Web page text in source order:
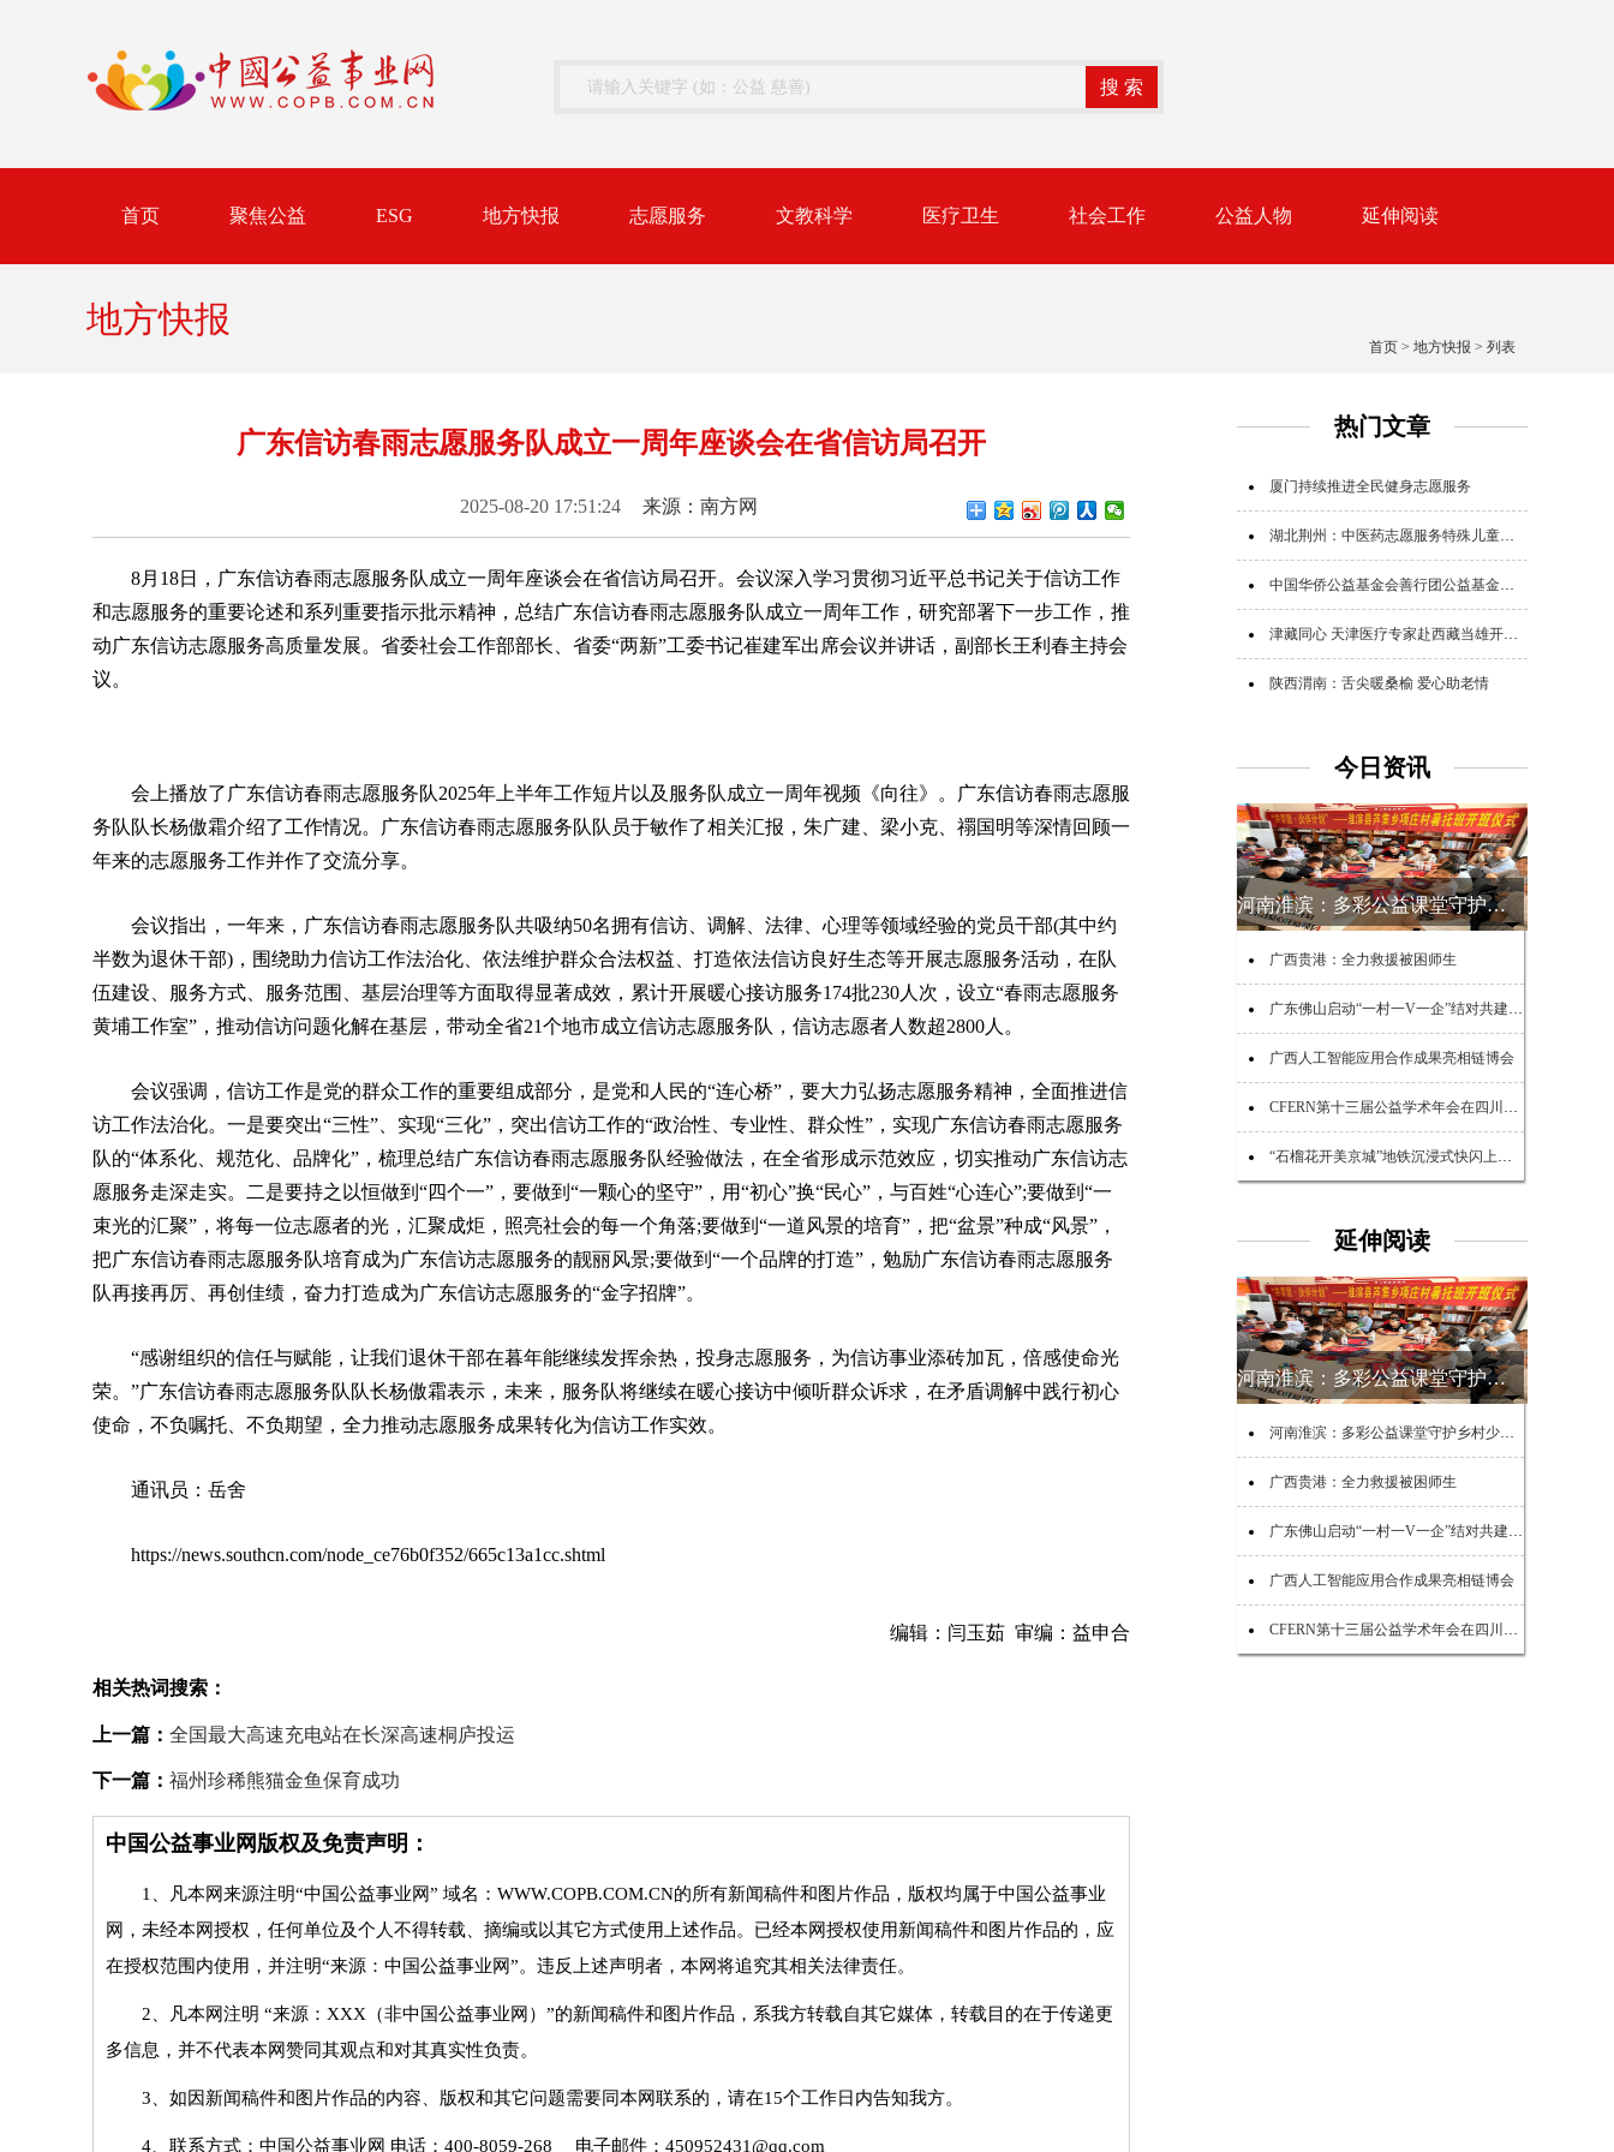
首页 聚焦公益 ESG 地方快报 志愿服务 文教科学 医疗卫生 社会工作 公益人物 延伸阅读
首页 > 地方快报 > 列表
地方快报
热门文章
厦门持续推进全民健身志愿服务
湖北荆州：中医药志愿服务特殊儿童群体
中国华侨公益基金会善行团公益基金追加追赠支援广西救灾
津藏同心 天津医疗专家赴西藏当雄开展公益帮扶
陕西渭南：舌尖暖桑榆 爱心助老情
今日资讯
河南淮滨：多彩公益课堂守护乡村少年夏日时光
广西贵港：全力救援被困师生
广东佛山启动“一村一V一企”结对共建助力“百千万工程”活动
广西人工智能应用合作成果亮相链博会
CFERN第十三届公益学术年会在四川峨眉山启幕
“石榴花开美京城”地铁沉浸式快闪上演 点亮民族团结新风尚
延伸阅读
河南淮滨：多彩公益课堂守护乡村少年夏日时光
河南淮滨：多彩公益课堂守护乡村少年夏日时光
广西贵港：全力救援被困师生
广东佛山启动“一村一V一企”结对共建助力“百千万工程”活动
广西人工智能应用合作成果亮相链博会
CFERN第十三届公益学术年会在四川峨眉山启幕
广东信访春雨志愿服务队成立一周年座谈会在省信访局召开
2025-08-20 17:51:24 来源：南方网
8月18日，广东信访春雨志愿服务队成立一周年座谈会在省信访局召开。会议深入学习贯彻习近平总书记关于信访工作
和志愿服务的重要论述和系列重要指示批示精神，总结广东信访春雨志愿服务队成立一周年工作，研究部署下一步工作，推
动广东信访志愿服务高质量发展。省委社会工作部部长、省委“两新”工委书记崔建军出席会议并讲话，副部长王利春主持会
议。
会上播放了广东信访春雨志愿服务队2025年上半年工作短片以及服务队成立一周年视频《向往》。广东信访春雨志愿服
务队队长杨傲霜介绍了工作情况。广东信访春雨志愿服务队队员于敏作了相关汇报，朱广建、梁小克、禤国明等深情回顾一
年来的志愿服务工作并作了交流分享。
会议指出，一年来，广东信访春雨志愿服务队共吸纳50名拥有信访、调解、法律、心理等领域经验的党员干部(其中约
半数为退休干部)，围绕助力信访工作法治化、依法维护群众合法权益、打造依法信访良好生态等开展志愿服务活动，在队
伍建设、服务方式、服务范围、基层治理等方面取得显著成效，累计开展暖心接访服务174批230人次，设立“春雨志愿服务
黄埔工作室”，推动信访问题化解在基层，带动全省21个地市成立信访志愿服务队，信访志愿者人数超2800人。
会议强调，信访工作是党的群众工作的重要组成部分，是党和人民的“连心桥”，要大力弘扬志愿服务精神，全面推进信
访工作法治化。一是要突出“三性”、实现“三化”，突出信访工作的“政治性、专业性、群众性”，实现广东信访春雨志愿服务
队的“体系化、规范化、品牌化”，梳理总结广东信访春雨志愿服务队经验做法，在全省形成示范效应，切实推动广东信访志
愿服务走深走实。二是要持之以恒做到“四个一”，要做到“一颗心的坚守”，用“初心”换“民心”，与百姓“心连心”;要做到“一
束光的汇聚”，将每一位志愿者的光，汇聚成炬，照亮社会的每一个角落;要做到“一道风景的培育”，把“盆景”种成“风景”，
把广东信访春雨志愿服务队培育成为广东信访志愿服务的靓丽风景;要做到“一个品牌的打造”，勉励广东信访春雨志愿服务
队再接再厉、再创佳绩，奋力打造成为广东信访志愿服务的“金字招牌”。
“感谢组织的信任与赋能，让我们退休干部在暮年能继续发挥余热，投身志愿服务，为信访事业添砖加瓦，倍感使命光
荣。”广东信访春雨志愿服务队队长杨傲霜表示，未来，服务队将继续在暖心接访中倾听群众诉求，在矛盾调解中践行初心
使命，不负嘱托、不负期望，全力推动志愿服务成果转化为信访工作实效。
通讯员：岳舍
https://news.southcn.com/node_ce76b0f352/665c13a1cc.shtml
编辑：闫玉茹 审编：益申合
相关热词搜索：
上一篇： 全国最大高速充电站在长深高速桐庐投运
下一篇： 福州珍稀熊猫金鱼保育成功
中国公益事业网版权及免责声明：
1、凡本网来源注明“中国公益事业网” 域名：WWW.COPB.COM.CN的所有新闻稿件和图片作品，版权均属于中国公益事业
网，未经本网授权，任何单位及个人不得转载、摘编或以其它方式使用上述作品。已经本网授权使用新闻稿件和图片作品的，应
在授权范围内使用，并注明“来源：中国公益事业网”。违反上述声明者，本网将追究其相关法律责任。
2、凡本网注明 “来源：XXX（非中国公益事业网）”的新闻稿件和图片作品，系我方转载自其它媒体，转载目的在于传递更
多信息，并不代表本网赞同其观点和对其真实性负责。
3、如因新闻稿件和图片作品的内容、版权和其它问题需要同本网联系的，请在15个工作日内告知我方。
4、联系方式：中国公益事业网 电话：400-8059-268 电子邮件：450952431@qq.com